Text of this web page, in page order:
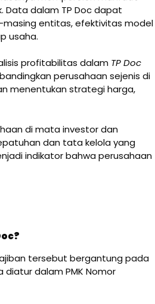
Data dalam TP Doc dapat
entitas, efektivitas model
usaha.
profitabilitas dalam TP Doc
perusahaan sejenis di
menentukan strategi harga,
di mata investor dan
dan tata kelola yang
indikator bahwa perusahaan
tersebut bergantung pada
dalam PMK Nomor